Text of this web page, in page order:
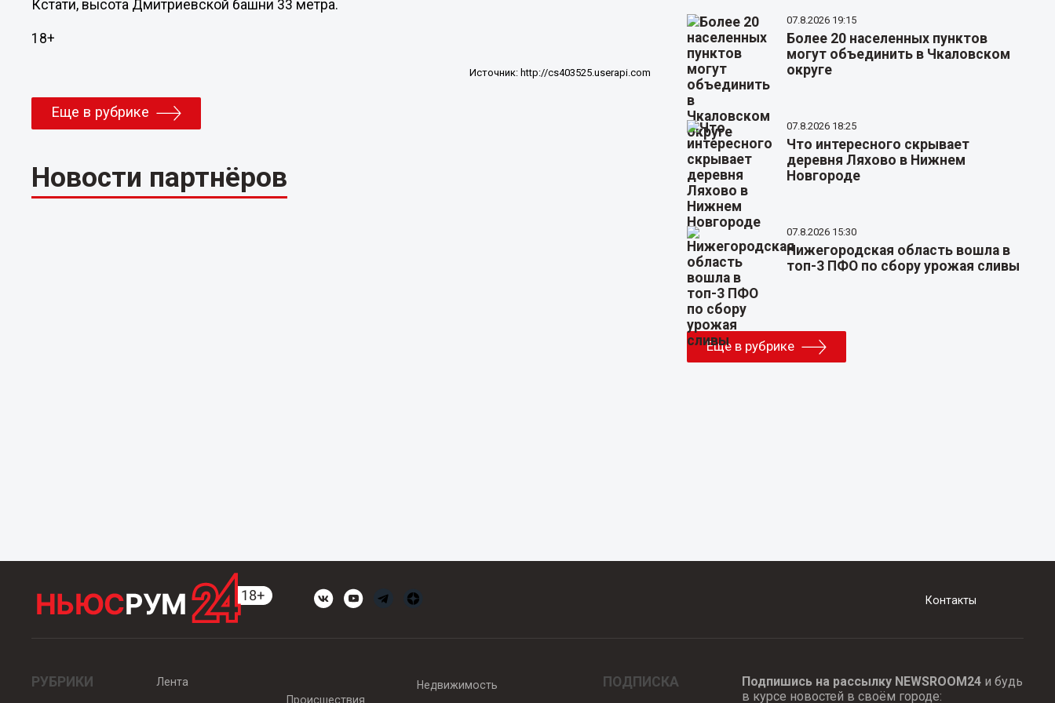
Кстати, высота Дмитриевской башни 33 метра.
18+
Источник: http://cs403525.userapi.com
Еще в рубрике
Новости партнёров
07.8.2026 19:15
Более 20 населенных пунктов
могут объединить в Чкаловском
округе
07.8.2026 18:25
Что интересного скрывает
деревня Ляхово в Нижнем
Новгороде
07.8.2026 15:30
Нижегородская область вошла в
топ-3 ПФО по сбору урожая сливы
Еще в рубрике
Контакты
РУБРИКИ
Лента
Происшествия
Недвижимость ПОДПИСКА Подпишись на рассылку NEWSROOM24и будь
в курсе новостей в своём городе: